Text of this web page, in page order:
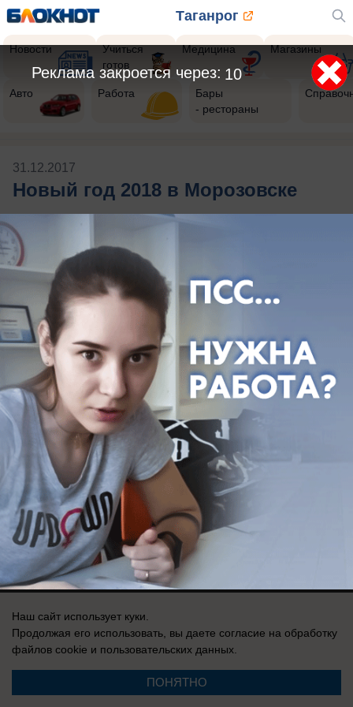
Таганрог
Новости
Учиться
готов
Медицина Магазины
Авто Работа
Бары
- рестораны
31.12.2017
Новый год 2018 в Морозовске
Публикации на тему: Новый год 2018
в Морозовске
Здесь ничего нет
Реклама на сайте
Контакты
Вакансии
Информация
Запись о регистрации СМИ: Эл № ФС 77-73438, выдано Федеральной
службой по надзору в сфере связи, информационных технологий и
массовых коммуникаций (Роскомнадзор) 17 августа 2018 г.
Наш сайт использует куки.
Продолжая его использовать, вы даете согласие на обработку
файлов cookie и пользовательских данных.
ПОНЯТНО
10
Реклама закроется через: